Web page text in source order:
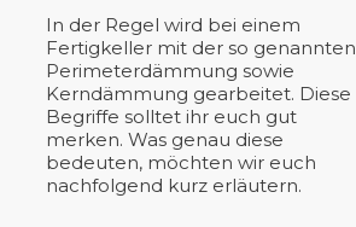
In der Regel wird bei einem
Fertigkeller mit der so genannten
Perimeterdämmung sowie
Kerndämmung gearbeitet. Diese
Begriffe solltet ihr euch gut
merken. Was genau diese
bedeuten, möchten wir euch
nachfolgend kurz erläutern.